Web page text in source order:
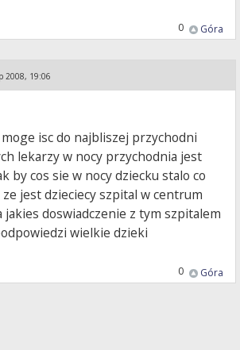
Góra
0
2008, 19:06
isc do najbliszej przychodni
lekarzy w nocy przychodnia jest
by cos sie w nocy dziecku stalo co
jest dzieciecy szpital w centrum
jakies doswiadczenie z tym szpitalem
wielkie dzieki
Góra
0